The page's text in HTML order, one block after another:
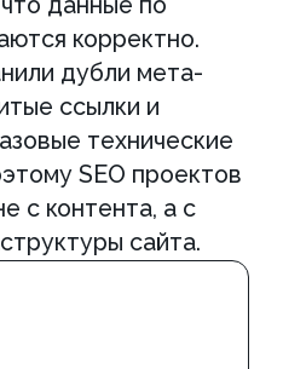
по
пользу
показали
и
кирпичных
домов из